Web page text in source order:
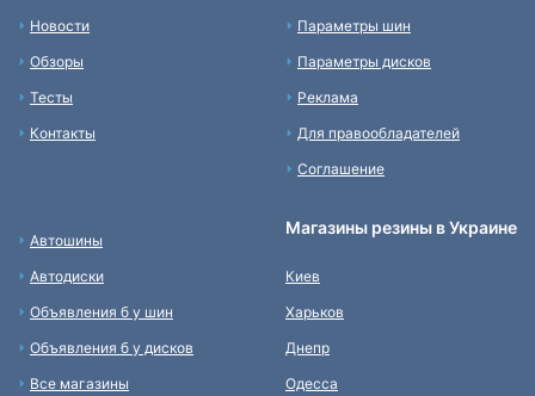
Новости
Обзоры
Тесты
Контакты
Параметры шин
Параметры дисков
Реклама
Для правообладателей
Соглашение
Автошины
Автодиски
Объявления б у шин
Объявления б у дисков
Все магазины
Магазины резины в Украине
Киев
Харьков
Днепр
Одесса